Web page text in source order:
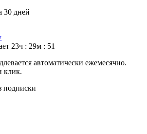
дней
23ч : 29м : 48
автоматически ежемесячно.
клик.
подписки